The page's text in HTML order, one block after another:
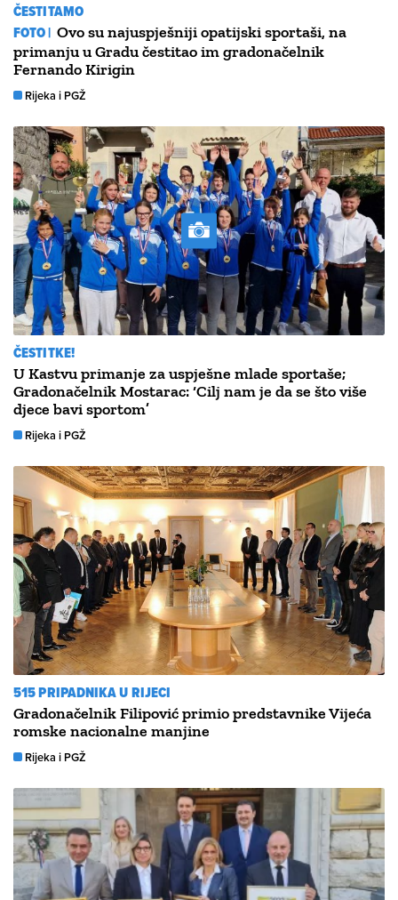
ČESTITAMO
FOTO | Ovo su najuspješniji opatijski sportaši, na
primanju u Gradu čestitao im gradonačelnik
Fernando Kirigin
Rijeka i PGŽ
ČESTITKE!
U Kastvu primanje za uspješne mlade sportaše;
Gradonačelnik Mostarac: ‘Cilj nam je da se što više
djece bavi sportom’
Rijeka i PGŽ
515 PRIPADNIKA U RIJECI
Gradonačelnik Filipović primio predstavnike Vijeća
romske nacionalne manjine
Rijeka i PGŽ